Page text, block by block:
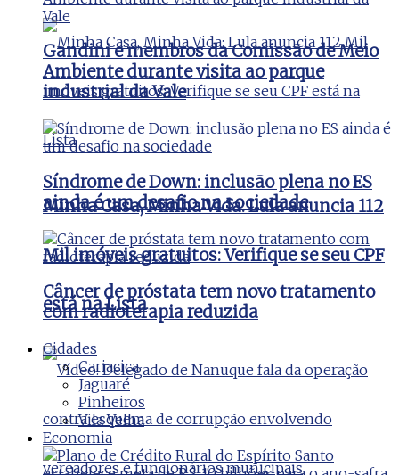
Minha Casa, Minha Vida: Lula anuncia 112
Mil imóveis gratuitos: Verifique se seu CPF
está na Lista
Gandini e membros da Comissão de Meio
Ambiente durante visita ao parque
industrial da Vale
Síndrome de Down: inclusão plena no ES
ainda é um desafio na sociedade
Câncer de próstata tem novo tratamento
com radioterapia reduzida
Cidades
Cariacica
Jaguaré
Pinheiros
Vila Velha
Economia